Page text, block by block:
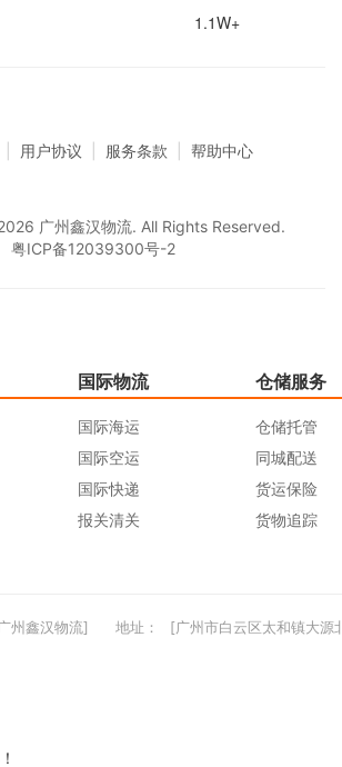
1.1W+
用户协议 服务条款 帮助中心
广州鑫汉物流. All Rights Reserved.
粤ICP备12039300号-2
国际物流
国际海运
国际空运
国际快递
报关清关
仓储服务
仓储托管
同城配送
货运保险
货物追踪
州鑫汉物流] 地址： [广州市白云区太和镇大源